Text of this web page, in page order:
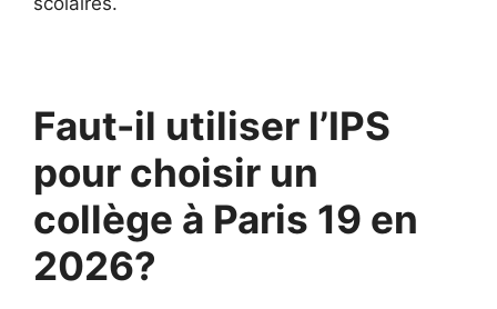
Faut-il utiliser l’IPS
pour choisir un
collège à Paris 19 en
2026?